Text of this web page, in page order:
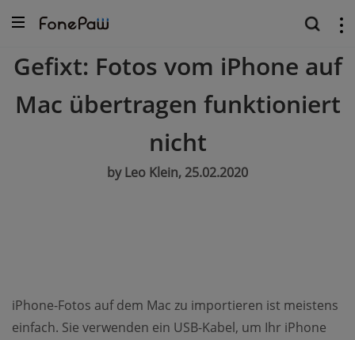
Gefixt: Fotos vom iPhone auf
Mac übertragen funktioniert
nicht
by Leo Klein, 25.02.2020
iPhone-Fotos auf dem Mac zu importieren ist meistens
einfach. Sie verwenden ein USB-Kabel, um Ihr iPhone